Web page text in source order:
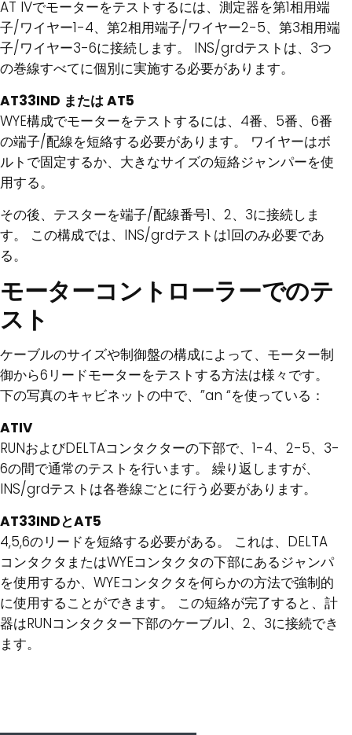
AT IVでモーターをテストするには、測定器を第1相用端
子/ワイヤー1-4、第2相用端子/ワイヤー2-5、第3相用端
子/ワイヤー3-6に接続します。 INS/grdテストは、3つ
の巻線すべてに個別に実施する必要があります。
AT33IND または AT5
WYE構成でモーターをテストするには、4番、5番、6番
の端子/配線を短絡する必要があります。 ワイヤーはボ
ルトで固定するか、大きなサイズの短絡ジャンパーを使
用する。
その後、テスターを端子/配線番号1、2、3に接続しま
す。 この構成では、INS/grdテストは1回のみ必要であ
る。
モーターコントローラーでのテ
スト
ケーブルのサイズや制御盤の構成によって、モーター制
御から6リードモーターをテストする方法は様々です。
下の写真のキャビネットの中で、”an “を使っている：
ATIV
RUNおよびDELTAコンタクターの下部で、1-4、2-5、3-
6の間で通常のテストを行います。 繰り返しますが、
INS/grdテストは各巻線ごとに行う必要があります。
AT33INDとAT5
4,5,6のリードを短絡する必要がある。 これは、DELTA
コンタクタまたはWYEコンタクタの下部にあるジャンパ
を使用するか、WYEコンタクタを何らかの方法で強制的
に使用することができます。 この短絡が完了すると、計
器はRUNコンタクター下部のケーブル1、2、3に接続でき
ます。